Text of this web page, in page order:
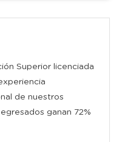
Superior licenciada
de nuestros
ganan 72%